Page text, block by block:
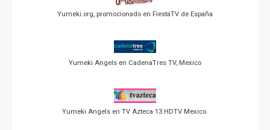
Yumeki.org, promocionado en FiestaTV de España
Yumeki Angels en CadenaTres TV, Mexico
Yumeki Angels en TV Azteca 13 HDTV Mexico.